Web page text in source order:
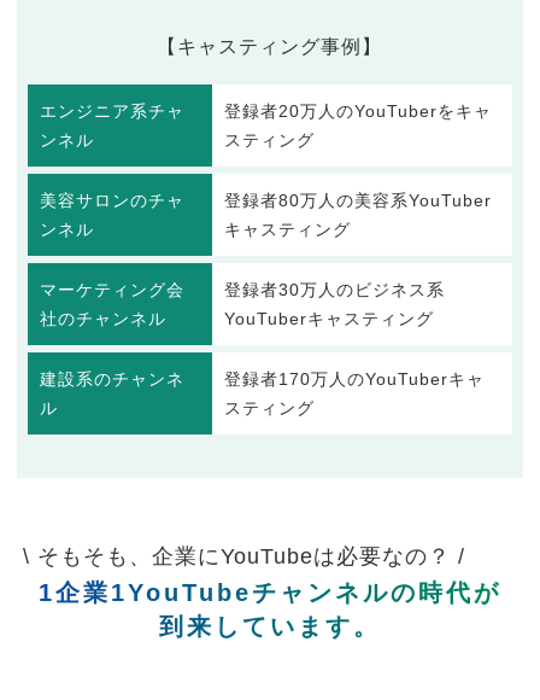
【キャスティング事例】
エンジニア系チャ
ンネル
登録者20万人のYouTuberをキャ
スティング
美容サロンのチャ
ンネル
登録者80万人の美容系YouTuber
キャスティング
マーケティング会
社のチャンネル
登録者30万人のビジネス系
YouTuberキャスティング
建設系のチャンネ
ル
登録者170万人のYouTuberキャ
スティング
\ そもそも、企業にYouTubeは必要なの？ /
1企業1YouTubeチャンネルの時代が
到来しています。